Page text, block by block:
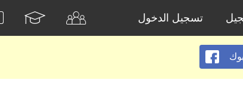
تسجيل الدخول